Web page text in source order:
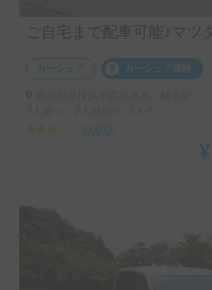
カーシェア カーシェア保険
神奈川県横浜市西区高島, ' 横浜駅
3.00
¥